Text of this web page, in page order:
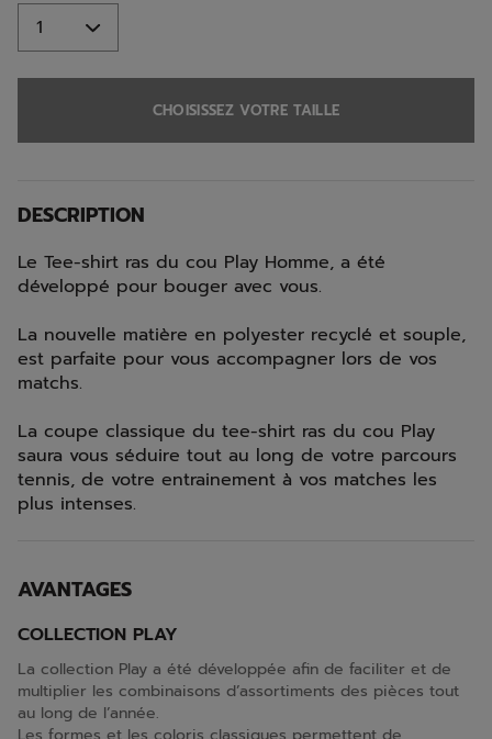
CHOISISSEZ VOTRE TAILLE
DESCRIPTION
Le Tee-shirt ras du cou Play Homme, a été
développé pour bouger avec vous.
La nouvelle matière en polyester recyclé et souple,
est parfaite pour vous accompagner lors de vos
matchs.
La coupe classique du tee-shirt ras du cou Play
saura vous séduire tout au long de votre parcours
tennis, de votre entrainement à vos matches les
plus intenses.
AVANTAGES
COLLECTION PLAY
La collection Play a été développée afin de faciliter et de
multiplier les combinaisons d’assortiments des pièces tout
au long de l’année.